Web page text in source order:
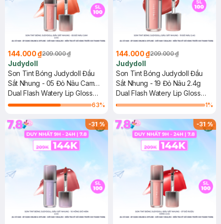
144.000 ₫209.000 ₫
Judydoll
Son Tint Bóng Judydoll Đầu
Sắt Nhung - 05 Đỏ Nâu Cam
2.4g
Dual Flash Watery Lip Gloss
#Dawn To It
63%
144.000 ₫209.000 ₫
Judydoll
Son Tint Bóng Judydoll Đầu
Sắt Nhung - 19 Đỏ Nâu 2.4g
Dual Flash Watery Lip Gloss
#Cranberry Sorbet
1%
-31% -31%